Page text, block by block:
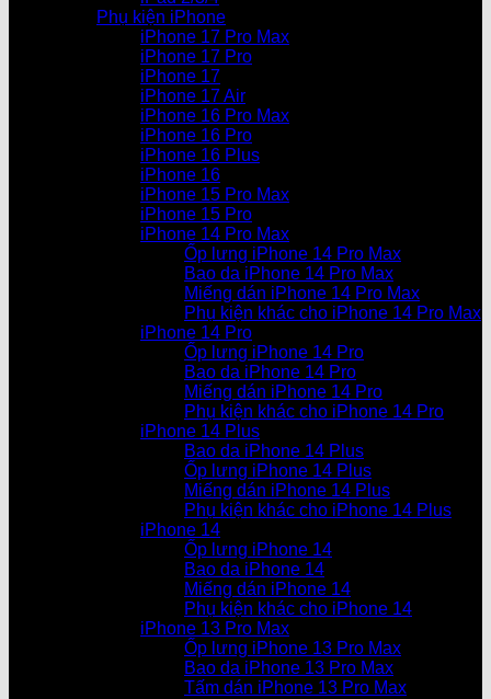
Phụ kiện iPhone
iPhone 17 Pro Max
iPhone 17 Pro
iPhone 17
iPhone 17 Air
iPhone 16 Pro Max
iPhone 16 Pro
iPhone 16 Plus
iPhone 16
iPhone 15 Pro Max
iPhone 15 Pro
iPhone 14 Pro Max
Ốp lưng iPhone 14 Pro Max
Bao da iPhone 14 Pro Max
Miếng dán iPhone 14 Pro Max
Phụ kiện khác cho iPhone 14 Pro Max
iPhone 14 Pro
Ốp lưng iPhone 14 Pro
Bao da iPhone 14 Pro
Miếng dán iPhone 14 Pro
Phụ kiện khác cho iPhone 14 Pro
iPhone 14 Plus
Bao da iPhone 14 Plus
Ốp lưng iPhone 14 Plus
Miếng dán iPhone 14 Plus
Phụ kiện khác cho iPhone 14 Plus
iPhone 14
Ốp lưng iPhone 14
Bao da iPhone 14
Miếng dán iPhone 14
Phụ kiện khác cho iPhone 14
iPhone 13 Pro Max
Ốp lưng iPhone 13 Pro Max
Bao da iPhone 13 Pro Max
Tấm dán iPhone 13 Pro Max